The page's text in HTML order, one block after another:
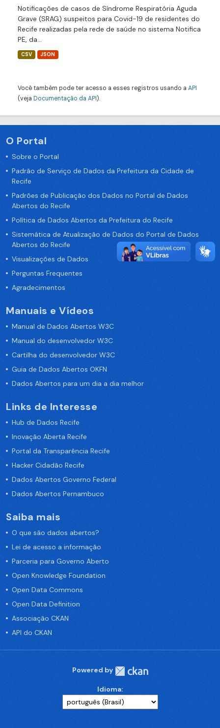
Notificações de casos de Síndrome Respiratória Aguda
Grave (SRAG) suspeitos para Covid-19 de residentes do
Recife realizadas pela rede de saúde no sistema Notifica
PE, da...
CSV JSON
Você também pode ter acesso a esses registros usando a API
(veja Documentação da API).
O Portal
Sobre o Portal
Padrão de Serviço de Dados da Prefeitura da Cidade de
Recife
Padrões de Publicação dos Dados no Portal de Dados
Abertos do Recife
Política de Dados Abertos da Prefeitura do Recife
Sistemática de Atualização de Dados do Portal de Dados
Abertos do Recife
Visualizações de Dados
Perguntas Frequentes
Agradecimentos
Manuais e Vídeos
Manual de Dados Abertos W3C
Manual do desenvolvedor W3C
Cartilha do desenvolvedor W3C
Guia de Dados Abertos OKFN
Dados Abertos para um dia a dia melhor
Links de Interesse
Hub de Dados Recife
Inovação Aberta Recife
Portal da Transparência Recife
Hacker Cidadão Recife
Dados Abertos Governo Federal
Dados Abertos Pernambuco
Saiba mais
O que são dados abertos?
Lei de acesso a informação
Parceria para Governo Aberto
Open Knowledge Foundation
Open Data Commons
Open Data Definition
Associação CKAN
API do CKAN
Powered by
Idioma